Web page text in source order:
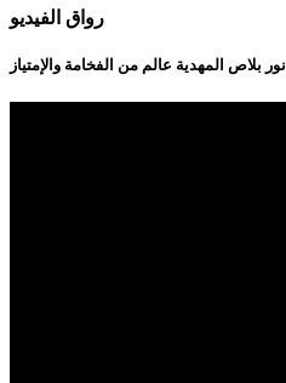
رواق الفيديو
نور بلاص المهدية عالم من الفخامة والإمتياز